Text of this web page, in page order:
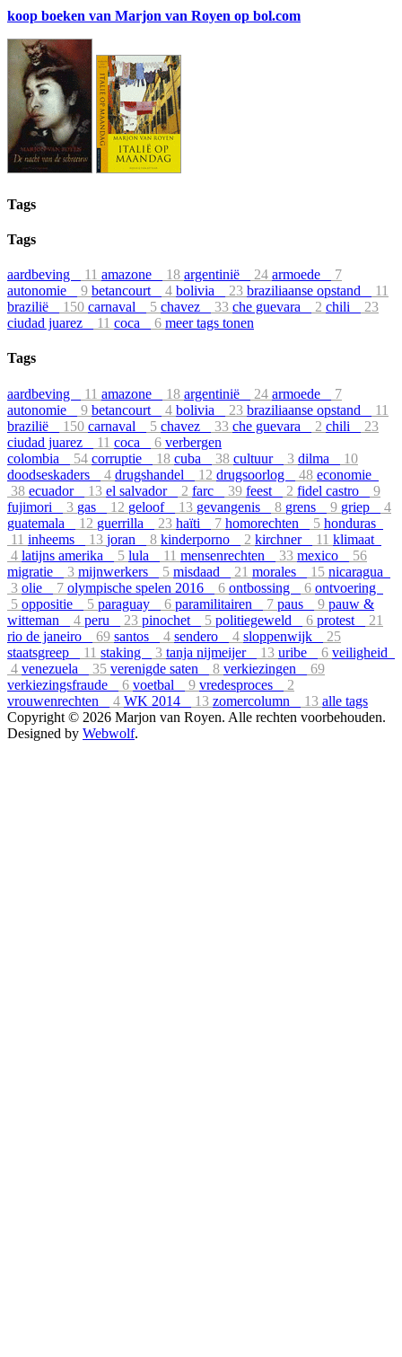
koop boeken van Marjon van Royen op bol.com
Tags
Tags
aardbeving 11 amazone 18 argentinië 24 armoede
7
autonomie
9 betancourt 4 bolivia 23 braziliaanse opstand
11
brazilië
150 carnaval 5 chavez 33 che guevara 2 chili
23
ciudad juarez
11 coca 6 meer tags tonen
Tags
aardbeving 11 amazone 18 argentinië 24 armoede
7
autonomie
9 betancourt 4 bolivia 23 braziliaanse opstand
11
brazilië
150 carnaval 5 chavez 33 che guevara 2 chili
23
ciudad juarez
11 coca 6 verbergen
colombia
54 corruptie 18 cuba 38 cultuur 3 dilma
10
doodseskaders
4 drugshandel 12 drugsoorlog 48 economie
38 ecuador 13 el salvador 2 farc 39 feest 2 fidel castro
9
fujimori
3 gas 12 geloof 13 gevangenis 8 grens 9 griep
4
guatemala
12 guerrilla 23 haïti 7 homorechten 5 honduras
11 inheems 13 joran 8 kinderporno 2 kirchner 11 klimaat
4 latijns amerika 5 lula 11 mensenrechten 33 mexico
56
migratie
3 mijnwerkers 5 misdaad 21 morales 15 nicaragua
3 olie 7 olympische spelen 2016 6 ontbossing 6 ontvoering
5 oppositie 5 paraguay 6 paramilitairen 7 paus 9 pauw &
witteman
4 peru 23 pinochet 5 politiegeweld 6 protest
21
rio de janeiro
69 santos 4 sendero 4 sloppenwijk
25
staatsgreep
11 staking 3 tanja nijmeijer 13 uribe 6 veiligheid
4 venezuela 35 verenigde saten 8 verkiezingen
69
verkiezingsfraude
6 voetbal 9 vredesproces
2
vrouwenrechten
4 WK 2014 13 zomercolumn 13 alle tags
Copyright © 2026 Marjon van Royen. Alle rechten voorbehouden.
Designed by Webwolf.